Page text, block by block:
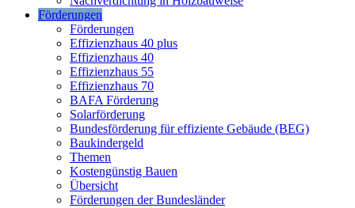
Förderungen
Förderungen
Effizienzhaus 40 plus
Effizienzhaus 40
Effizienzhaus 55
Effizienzhaus 70
BAFA Förderung
Solarförderung
Bundesförderung für effiziente Gebäude (BEG)
Baukindergeld
Themen
Kostengünstig Bauen
Übersicht
Förderungen der Bundesländer